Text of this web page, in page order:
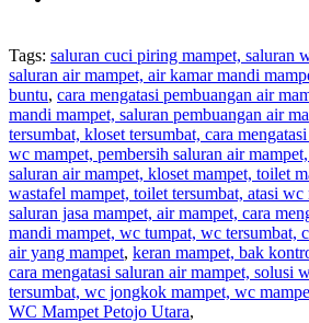
Tags: saluran cuci piring mampet, saluran
saluran air mampet, air kamar mandi
buntu, cara mengatasi pembuangan air
mandi mampet, saluran pembuangan air
tersumbat, kloset tersumbat, cara
wc mampet, pembersih saluran air
saluran air mampet, kloset mampet, toilet
wastafel mampet, toilet tersumbat, atasi wc
saluran jasa mampet, air mampet, cara
mandi mampet, wc tumpat, wc tersumbat,
air yang mampet, keran mampet, bak
cara mengatasi saluran air mampet, solusi
tersumbat, wc jongkok mampet, wc
WC Mampet Petojo Utara,